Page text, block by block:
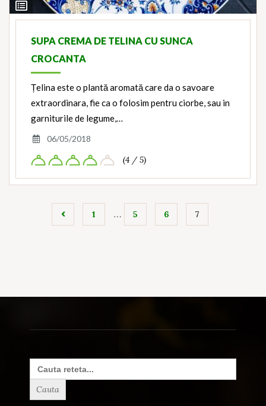
View
Ingredients
SUPA CREMA DE TELINA CU SUNCA
CROCANTA
Țelina este o plantă aromată care da o savoare
extraordinara, fie ca o folosim pentru ciorbe, sau in
garniturile de legume,…
06/05/2018
(4 / 5)
1 … 5 6 7
Search
for: